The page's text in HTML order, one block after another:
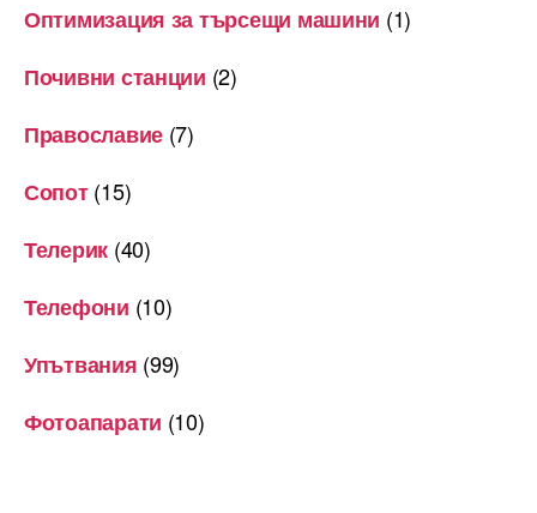
Оптимизация за търсещи машини (1)
Почивни станции (2)
Православие (7)
Сопот(15)
Телерик (40)
Телефони (10)
Упътвания (99)
Фотоапарати (10)